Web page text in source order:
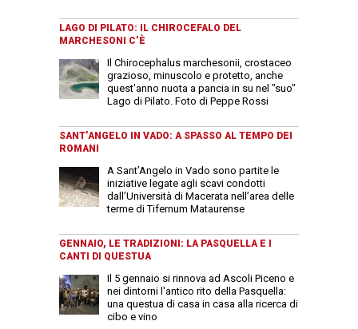
LAGO DI PILATO: IL CHIROCEFALO DEL
MARCHESONI C’È
Il Chirocephalus marchesonii, crostaceo
grazioso, minuscolo e protetto, anche
quest'anno nuota a pancia in su nel "suo"
Lago di Pilato. Foto di Peppe Rossi
SANT’ANGELO IN VADO: A SPASSO AL TEMPO DEI
ROMANI
A Sant’Angelo in Vado sono partite le
iniziative legate agli scavi condotti
dall’Università di Macerata nell’area delle
terme di Tifernum Mataurense
GENNAIO, LE TRADIZIONI: LA PASQUELLA E I
CANTI DI QUESTUA
Il 5 gennaio si rinnova ad Ascoli Piceno e
nei dintorni l'antico rito della Pasquella:
una questua di casa in casa alla ricerca di
cibo e vino